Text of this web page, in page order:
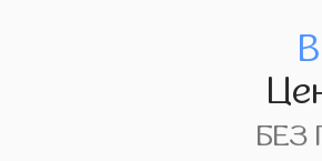
БЕЗ